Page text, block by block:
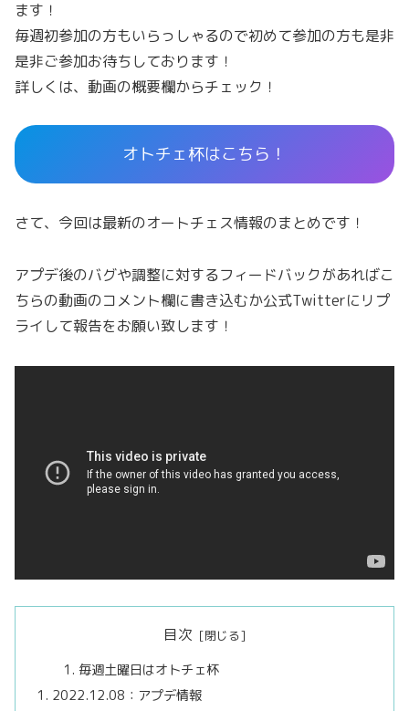
ます！
毎週初参加の方もいらっしゃるので初めて参加の方も是非
是非ご参加お待ちしております！
詳しくは、動画の概要欄からチェック！
オトチェ杯はこちら！
さて、今回は最新のオートチェス情報のまとめです！
アプデ後のバグや調整に対するフィードバックがあればこ
ちらの動画のコメント欄に書き込むか公式Twitterにリプ
ライして報告をお願い致します！
目次
毎週土曜日はオトチェ杯
2022.12.08：アプデ情報